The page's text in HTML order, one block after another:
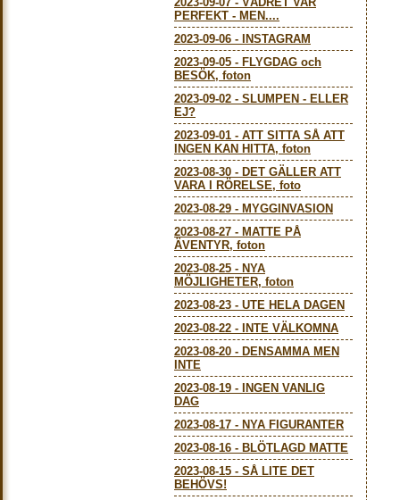
PERFEKT - MEN....
2023-09-06 -
INSTAGRAM
2023-09-05 - FLYGDAG och
BESÖK, foton
2023-09-02 - SLUMPEN - ELLER
EJ?
2023-09-01 - ATT SITTA SÅ ATT
INGEN KAN HITTA, foton
2023-08-30 - DET GÄLLER ATT
VARA I RÖRELSE, foto
2023-08-29 - MYGGINVASION
2023-08-27 - MATTE PÅ
ÄVENTYR, foton
2023-08-25 - NYA
MÖJLIGHETER, foton
2023-08-23 - UTE HELA DAGEN
2023-08-22 -
INTE VÄLKOMNA
2023-08-20 - DENSAMMA MEN
INTE
2023-08-19 -
INGEN VANLIG
DAG
2023-08-17 - NYA FIGURANTER
2023-08-16 - BLÖTLAGD MATTE
2023-08-15 - SÅ LITE DET
BEHÖVS!